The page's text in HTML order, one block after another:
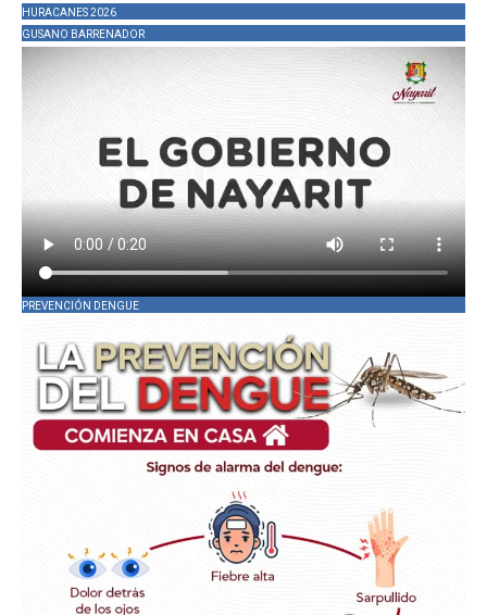
HURACANES 2026
GUSANO BARRENADOR
PREVENCIÓN DENGUE